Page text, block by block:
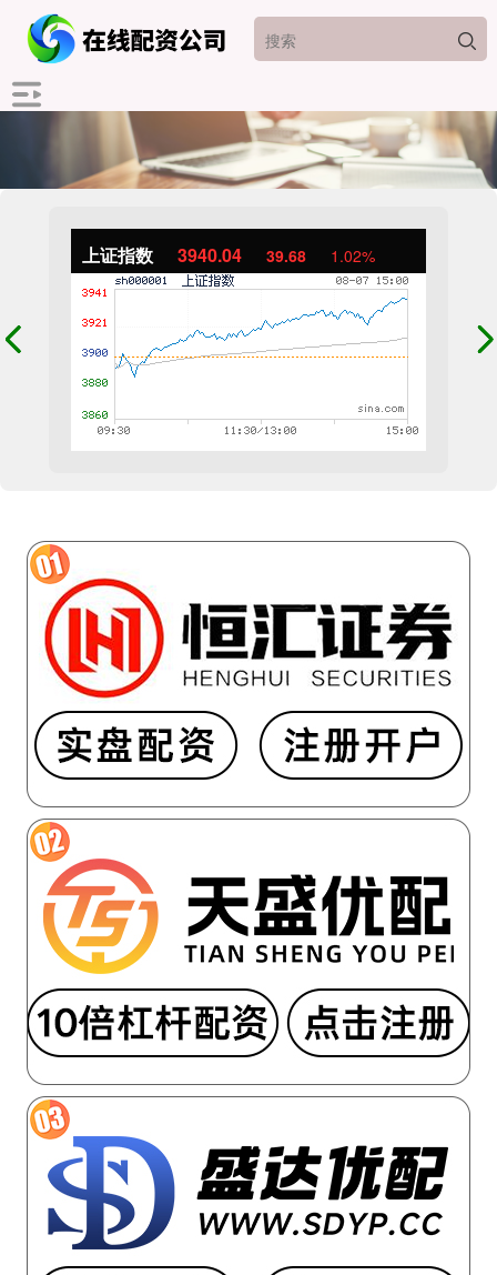
上证指数 3940.04 39.68 1.02%